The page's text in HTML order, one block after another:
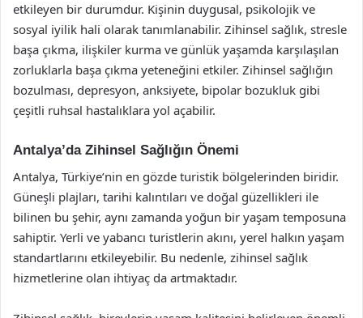
etkileyen bir durumdur. Kişinin duygusal, psikolojik ve
sosyal iyilik hali olarak tanımlanabilir. Zihinsel sağlık, stresle
başa çıkma, ilişkiler kurma ve günlük yaşamda karşılaşılan
zorluklarla başa çıkma yeteneğini etkiler. Zihinsel sağlığın
bozulması, depresyon, anksiyete, bipolar bozukluk gibi
çeşitli ruhsal hastalıklara yol açabilir.
Antalya’da Zihinsel Sağlığın Önemi
Antalya, Türkiye’nin en gözde turistik bölgelerinden biridir.
Güneşli plajları, tarihi kalıntıları ve doğal güzellikleri ile
bilinen bu şehir, aynı zamanda yoğun bir yaşam temposuna
sahiptir. Yerli ve yabancı turistlerin akını, yerel halkın yaşam
standartlarını etkileyebilir. Bu nedenle, zihinsel sağlık
hizmetlerine olan ihtiyaç da artmaktadır.